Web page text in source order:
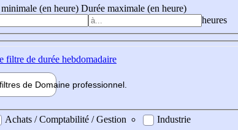
(en heure) Durée maximale (en heure)
heures
filtre de durée hebdomadaire
de Domaine professionnel
professionel
Achats / Comptabilité / Gestion
Industrie